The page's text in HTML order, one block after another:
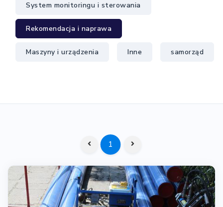
System monitoringu i sterowania
Rekomendacja i naprawa
Maszyny i urządzenia Inne samorząd
1